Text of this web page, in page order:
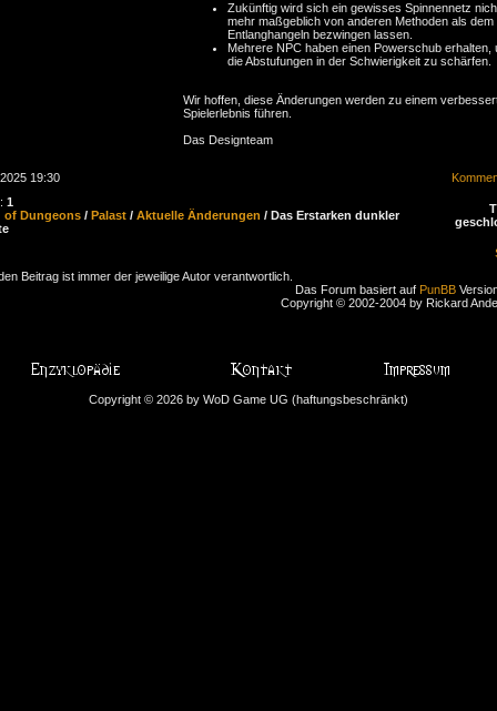
Zukünftig wird sich ein gewisses Spinnennetz
mehr maßgeblich von anderen Methoden als dem
Entlanghangeln bezwingen lassen.
Mehrere NPC haben einen Powerschub erhalten,
die Abstufungen in der Schwierigkeit zu schärfen.
Wir hoffen, diese Änderungen werden zu einem
Spielerlebnis führen.
Das Designteam
19:30
1
of Dungeons / Palast / Aktuelle Änderungen / Das Erstarken dunkler
Beitrag ist immer der jeweilige Autor verantwortlich.
Das Forum basiert auf PunBB
Copyright © 2002-2004 by Rickard
Copyright © 2026 by WoD Game UG (haftungsbeschränkt)